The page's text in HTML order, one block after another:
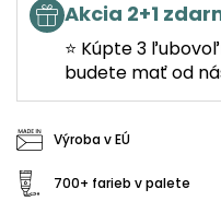
Akcia 2+1
⭐ Kúpte 3
budete mať od
Výroba v EÚ
700+ farieb v palete